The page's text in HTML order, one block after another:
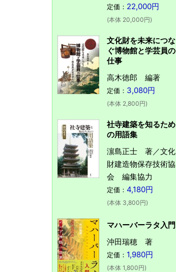
定価： 22,000円
(本体 20,000円)
文化財を未来につな
ぐ博物館と学芸員の
仕事
高木徳郎 編著
定価： 3,080円
(本体 2,800円)
社寺建築を知るため
の用語集
濵島正士 著／文化
財建造物保存技術協
会 編集協力
定価： 4,180円
(本体 3,800円)
マハーバーラタ入門
沖田瑞穂 著
定価： 1,980円
(本体 1,800円)